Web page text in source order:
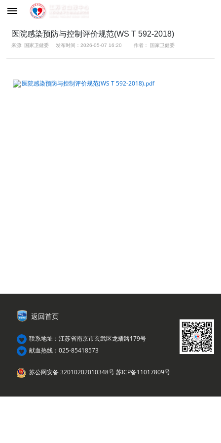
医院感染预防与控制评价规范(WS T 592-2018)
来源: 国家卫健委 发布时间：2026-05-07 16:20 作者： 国家卫健委
医院感染预防与控制评价规范(WS T 592-2018).pdf
返回首页
联系地址：江苏省南京市玄武区龙蟠路179号
献血热线：025-85418573
苏公网安备 32010202010348号 苏ICP备11017809号